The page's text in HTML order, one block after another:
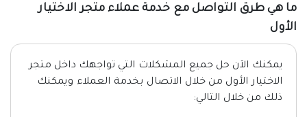
ما هي طرق التواصل مع خدمة عملاء متجر الاختيار
الأول
يمكنك الآن حل جميع المشكلات التي تواجهك داخل متجر
الاختيار الأول من خلال الاتصال بخدمة العملاء ويمكنك
ذلك من خلال التالي: